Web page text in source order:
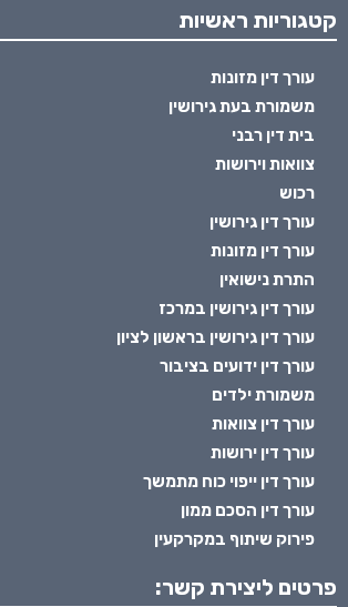
קטגוריות ראשיות
עורך דין מזונות
משמורת בעת גירושין
בית דין רבני
צוואות וירושות
רכוש
עורך דין גירושין
עורך דין מזונות
התרת נישואין
עורך דין גירושין במרכז
עורך דין גירושין בראשון לציון
עורך דין ידועים בציבור
משמורת ילדים
עורך דין צוואות
עורך דין ירושות
עורך דין ייפוי כוח מתמשך
עורך דין הסכם ממון
פירוק שיתוף במקרקעין
פרטים ליצירת קשר: